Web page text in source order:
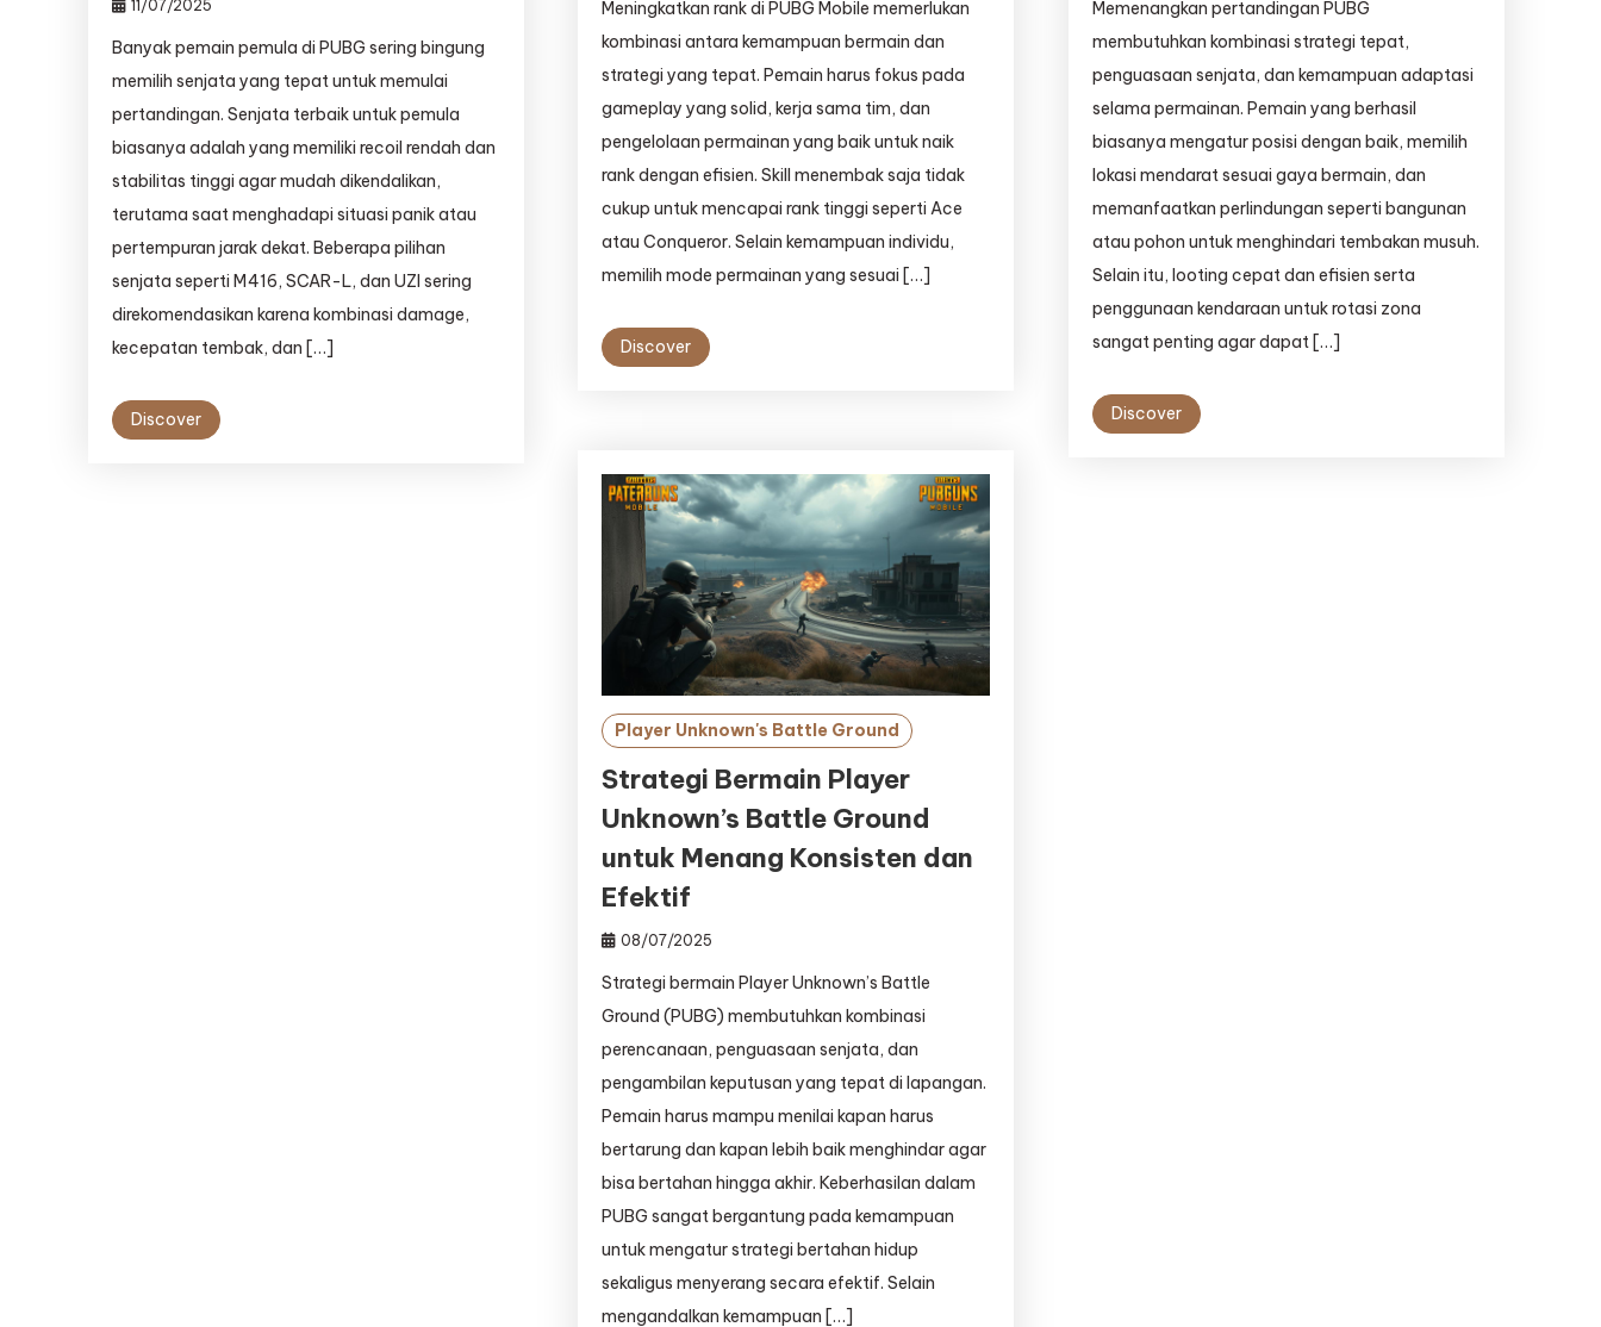
11/07/2025
Banyak pemain pemula di PUBG sering bingung
memilih senjata yang tepat untuk memulai
pertandingan. Senjata terbaik untuk pemula
biasanya adalah yang memiliki recoil rendah dan
stabilitas tinggi agar mudah dikendalikan,
terutama saat menghadapi situasi panik atau
pertempuran jarak dekat. Beberapa pilihan
senjata seperti M416, SCAR-L, dan UZI sering
direkomendasikan karena kombinasi damage,
kecepatan tembak, dan […]
Discover
Meningkatkan rank di PUBG Mobile memerlukan
kombinasi antara kemampuan bermain dan
strategi yang tepat. Pemain harus fokus pada
gameplay yang solid, kerja sama tim, dan
pengelolaan permainan yang baik untuk naik
rank dengan efisien. Skill menembak saja tidak
cukup untuk mencapai rank tinggi seperti Ace
atau Conqueror. Selain kemampuan individu,
memilih mode permainan yang sesuai […]
Discover
Memenangkan pertandingan PUBG
membutuhkan kombinasi strategi tepat,
penguasaan senjata, dan kemampuan adaptasi
selama permainan. Pemain yang berhasil
biasanya mengatur posisi dengan baik, memilih
lokasi mendarat sesuai gaya bermain, dan
memanfaatkan perlindungan seperti bangunan
atau pohon untuk menghindari tembakan musuh.
Selain itu, looting cepat dan efisien serta
penggunaan kendaraan untuk rotasi zona
sangat penting agar dapat […]
Discover
Player Unknown's Battle Ground
Strategi Bermain Player
Unknown’s Battle Ground
untuk Menang Konsisten dan
Efektif
08/07/2025
Strategi bermain Player Unknown’s Battle
Ground (PUBG) membutuhkan kombinasi
perencanaan, penguasaan senjata, dan
pengambilan keputusan yang tepat di lapangan.
Pemain harus mampu menilai kapan harus
bertarung dan kapan lebih baik menghindar agar
bisa bertahan hingga akhir. Keberhasilan dalam
PUBG sangat bergantung pada kemampuan
untuk mengatur strategi bertahan hidup
sekaligus menyerang secara efektif. Selain
mengandalkan kemampuan […]